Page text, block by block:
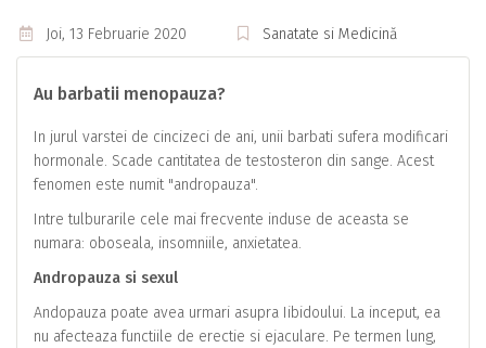
Joi, 13 Februarie 2020 Sanatate si Medicină
Au barbatii menopauza?
In jurul varstei de cincizeci de ani, unii barbati sufera modificari
hormonale. Scade cantitatea de testosteron din sange. Acest
fenomen este numit "andropauza".
Intre tulburarile cele mai frecvente induse de aceasta se
numara: oboseala, insomniile, anxietatea.
Andropauza si sexul
Andopauza poate avea urmari asupra Iibidoului. La inceput, ea
nu afecteaza functiile de erectie si ejaculare. Pe termen lung,